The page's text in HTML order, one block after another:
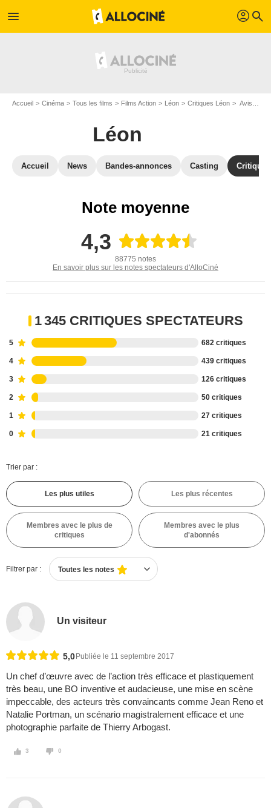
menu profil search
Accueil Cinéma Tous les films Films Action Léon Critiques Léon Avis : Léon - Page 5
Léon
Accueil News Bandes-annonces Casting
Note moyenne
4,3
88775 notes
En savoir plus sur les notes spectateurs d'AlloCiné
1 345 CRITIQUES SPECTATEURS
5 682 critiques
4 439 critiques
3 126 critiques
2 50 critiques
1 27 critiques
0 21 critiques
Trier par :
Les plus utiles Les plus récentes
Membres avec le plus de
critiques
Membres avec le plus
d'abonnés
Filtrer par : Toutes les notes
Un visiteur
5,0 Publiée le 11 septembre 2017
Un chef d’œuvre avec de l’action très efficace et plastiquement
très beau, une BO inventive et audacieuse, une mise en scène
impeccable, des acteurs très convaincants comme Jean Reno et
Natalie Portman, un scénario magistralement efficace et une
photographie parfaite de Thierry Arbogast.
3 0